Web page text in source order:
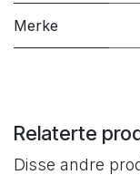
Merke
Relaterte
Disse andre